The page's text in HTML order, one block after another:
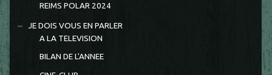
REIMS POLAR 2024
JE DOIS VOUS EN PARLER
A LA TELEVISION
BILAN DE L'ANNEE